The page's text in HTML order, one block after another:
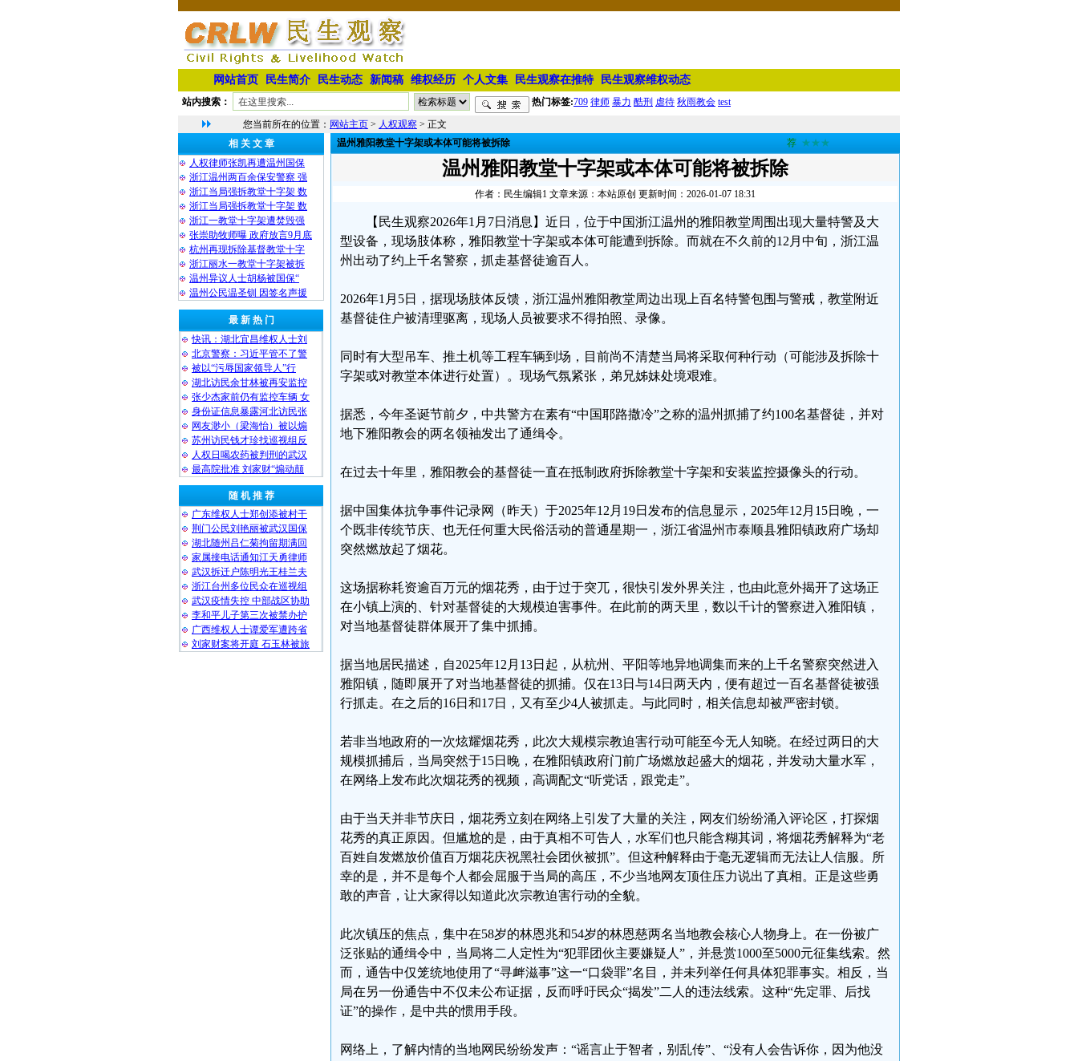
网站首页 民生简介 民生动态 新闻稿 维权经历 个人文集 民生观察在推特 民生观察维权动态
站内搜索： 热门标签:709 律师 暴力 酷刑 虐待 秋雨教会 test
您当前所在的位置： 网站主页 > 人权观察 > 正文
相 关 文 章
人权律师张凯再遭温州国保
浙江温州两百余保安警察 强
浙江当局强拆教堂十字架 数
浙江当局强拆教堂十字架 数
浙江一教堂十字架遭焚毁强
张崇助牧师曝 政府放言9月底
杭州再现拆除基督教堂十字
浙江丽水一教堂十字架被拆
温州异议人士胡杨被国保“
温州公民温圣钏 因签名声援
最 新 热 门
快讯：湖北宜昌维权人士刘
北京警察：习近平管不了警
被以“污辱国家领导人”行
湖北访民余甘林被再安监控
张少杰家前仍有监控车辆 女
身份证信息暴露河北访民张
网友渺小（梁海怡）被以煽
苏州访民钱才珍找巡视组反
人权日喝农药被判刑的武汉
最高院批准 刘家财“煽动颠
随 机 推 荐
广东维权人士郑创添被村干
荆门公民刘艳丽被武汉国保
湖北随州吕仁菊拘留期满回
家属接电话通知江天勇律师
武汉拆迁户陈明光王桂兰夫
浙江台州多位民众在巡视组
武汉疫情失控 中部战区协助
李和平儿子第三次被禁办护
广西维权人士谭爱军遭跨省
刘家财案将开庭 石玉林被旅
温州雅阳教堂十字架或本体可能将被拆除 荐 ★★★
温州雅阳教堂十字架或本体可能将被拆除
作者：民生编辑1 文章来源：本站原创 更新时间：2026-01-07 18:31
【民生观察2026年1月7日消息】近日，位于中国浙江温州的雅阳教堂周围出现大量特警及大
型设备，现场肢体称，雅阳教堂十字架或本体可能遭到拆除。而就在不久前的12月中旬，浙江温
州出动了约上千名警察，抓走基督徒逾百人。
2026年1月5日，据现场肢体反馈，浙江温州雅阳教堂周边出现上百名特警包围与警戒，教堂附近
基督徒住户被清理驱离，现场人员被要求不得拍照、录像。
同时有大型吊车、推土机等工程车辆到场，目前尚不清楚当局将采取何种行动（可能涉及拆除十
字架或对教堂本体进行处置）。现场气氛紧张，弟兄姊妹处境艰难。
据悉，今年圣诞节前夕，中共警方在素有“中国耶路撒冷”之称的温州抓捕了约100名基督徒，并对
地下雅阳教会的两名领袖发出了通缉令。
在过去十年里，雅阳教会的基督徒一直在抵制政府拆除教堂十字架和安装监控摄像头的行动。
据中国集体抗争事件记录网（昨天）于2025年12月19日发布的信息显示，2025年12月15日晚，一
个既非传统节庆、也无任何重大民俗活动的普通星期一，浙江省温州市泰顺县雅阳镇政府广场却
突然燃放起了烟花。
这场据称耗资逾百万元的烟花秀，由于过于突兀，很快引发外界关注，也由此意外揭开了这场正
在小镇上演的、针对基督徒的大规模迫害事件。在此前的两天里，数以千计的警察进入雅阳镇，
对当地基督徒群体展开了集中抓捕。
据当地居民描述，自2025年12月13日起，从杭州、平阳等地异地调集而来的上千名警察突然进入
雅阳镇，随即展开了对当地基督徒的抓捕。仅在13日与14日两天内，便有超过一百名基督徒被强
行抓走。在之后的16日和17日，又有至少4人被抓走。与此同时，相关信息却被严密封锁。
若非当地政府的一次炫耀烟花秀，此次大规模宗教迫害行动可能至今无人知晓。在经过两日的大
规模抓捕后，当局突然于15日晚，在雅阳镇政府门前广场燃放起盛大的烟花，并发动大量水军，
在网络上发布此次烟花秀的视频，高调配文“听党话，跟党走”。
由于当天并非节庆日，烟花秀立刻在网络上引发了大量的关注，网友们纷纷涌入评论区，打探烟
花秀的真正原因。但尴尬的是，由于真相不可告人，水军们也只能含糊其词，将烟花秀解释为“老
百姓自发燃放价值百万烟花庆祝黑社会团伙被抓”。但这种解释由于毫无逻辑而无法让人信服。所
幸的是，并不是每个人都会屈服于当局的高压，不少当地网友顶住压力说出了真相。正是这些勇
敢的声音，让大家得以知道此次宗教迫害行动的全貌。
此次镇压的焦点，集中在58岁的林恩兆和54岁的林恩慈两名当地教会核心人物身上。在一份被广
泛张贴的通缉令中，当局将二人定性为“犯罪团伙主要嫌疑人”，并悬赏1000至5000元征集线索。然
而，通告中仅笼统地使用了“寻衅滋事”这一“口袋罪”名目，并未列举任何具体犯罪事实。相反，当
局在另一份通告中不仅未公布证据，反而呼吁民众“揭发”二人的违法线索。这种“先定罪、后找
证”的操作，是中共的惯用手段。
网络上，了解内情的当地网民纷纷发声：“谣言止于智者，别乱传”、“没有人会告诉你，因为他没